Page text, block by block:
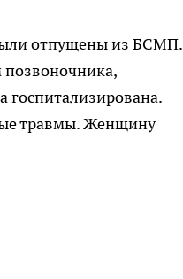
отпущены из БСМП.
госпитализирована.
травмы. Женщину